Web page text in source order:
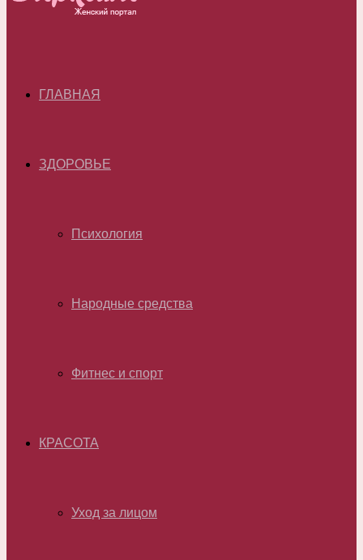
ГЛАВНАЯ
ЗДОРОВЬЕ
Психология
Народные средства
Фитнес и спорт
КРАСОТА
Уход за лицом